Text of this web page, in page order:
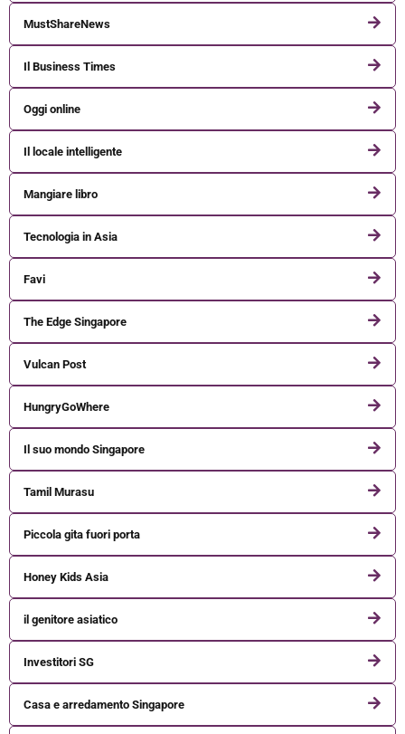
MustShareNews
Il Business Times
Oggi online
Il locale intelligente
Mangiare libro
Tecnologia in Asia
Favi
The Edge Singapore
Vulcan Post
HungryGoWhere
Il suo mondo Singapore
Tamil Murasu
Piccola gita fuori porta
Honey Kids Asia
il genitore asiatico
Investitori SG
Casa e arredamento Singapore